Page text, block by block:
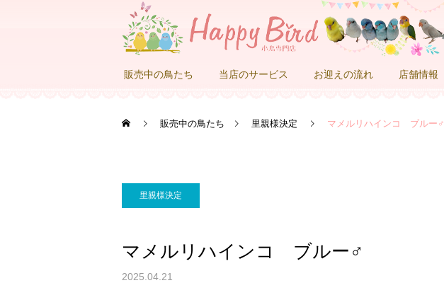
販売中の鳥たち 当店のサービス お迎えの流れ 店舗情報
販売中の鳥たち 里親様決定 マメルリハインコ ブルー♂
里親様決定
マメルリハインコ ブルー♂
2025.04.21